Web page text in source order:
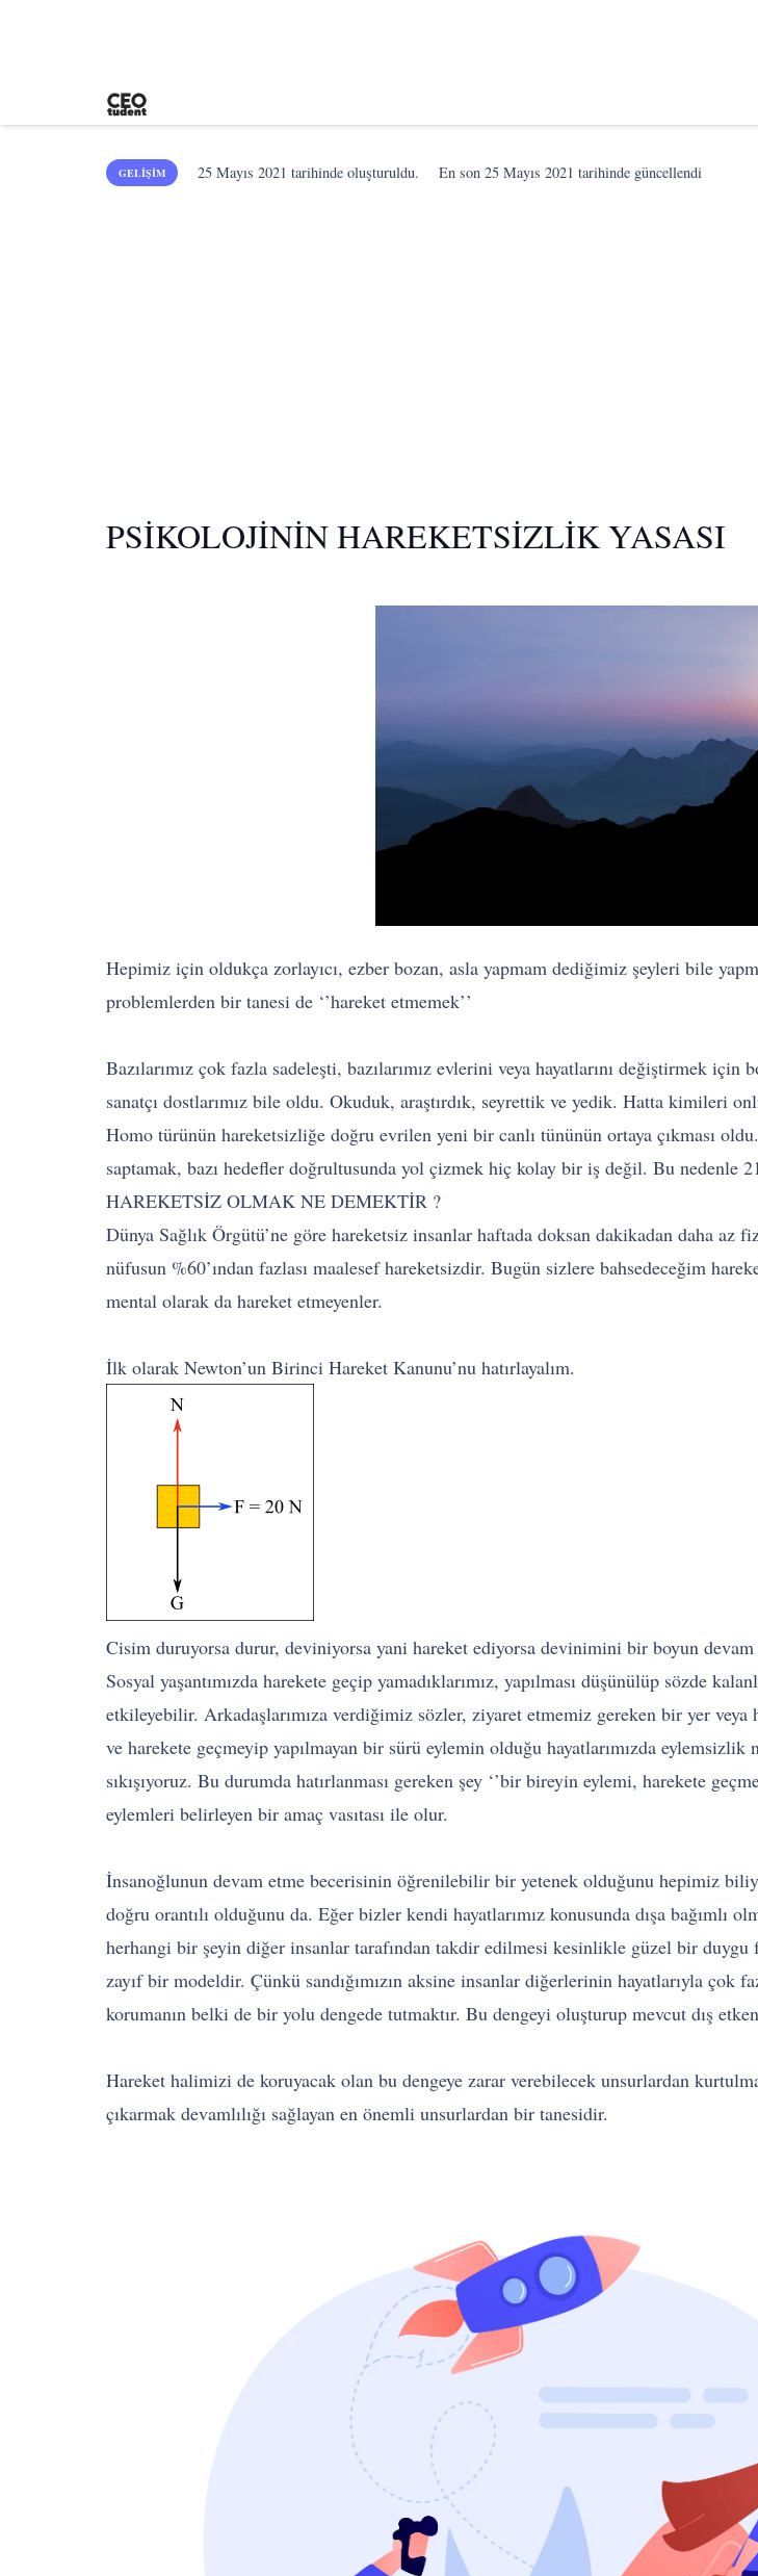
GELIŞIM 25 Mayıs 2021 tarihinde oluşturuldu. En son25 Mayıs 2021 tarihinde güncellendi
PSİKOLOJİNİN HAREKETSİZLİK YASASI
Hepimiz için oldukça zorlayıcı, ezber bozan, asla yapmam dediğimiz şeyleri bile
problemlerden bir tanesi de ‘’hareket etmemek’’
Bazılarımız çok fazla sadeleşti, bazılarımız evlerini veya hayatlarını değiştirmek
sanatçı dostlarımız bile oldu. Okuduk, araştırdık, seyrettik ve yedik. Hatta kimileri
Homo türünün hareketsizliğe doğru evrilen yeni bir canlı tününün ortaya çıkması
saptamak, bazı hedefler doğrultusunda yol çizmek hiç kolay bir iş değil. Bu nedenle
HAREKETSİZ OLMAK NE DEMEKTİR ?
Dünya Sağlık Örgütü’ne göre hareketsiz insanlar haftada doksan dakikadan daha az
nüfusun %60’ından fazlası maalesef hareketsizdir. Bugün sizlere bahsedeceğim
mental olarak da hareket etmeyenler.
İlk olarak Newton’un Birinci Hareket Kanunu’nu hatırlayalım.
Cisim duruyorsa durur, deviniyorsa yani hareket ediyorsa devinimini bir boyun
Sosyal yaşantımızda harekete geçip yamadıklarımız, yapılması düşünülüp sözde
etkileyebilir. Arkadaşlarımıza verdiğimiz sözler, ziyaret etmemiz gereken bir yer veya
ve harekete geçmeyip yapılmayan bir sürü eylemin olduğu hayatlarımızda
sıkışıyoruz. Bu durumda hatırlanması gereken şey ‘’bir bireyin eylemi, harekete
eylemleri belirleyen bir amaç vasıtası ile olur.
İnsanoğlunun devam etme becerisinin öğrenilebilir bir yetenek olduğunu hepimiz
doğru orantılı olduğunu da. Eğer bizler kendi hayatlarımız konusunda dışa bağımlı
herhangi bir şeyin diğer insanlar tarafından takdir edilmesi kesinlikle güzel bir duygu
zayıf bir modeldir. Çünkü sandığımızın aksine insanlar diğerlerinin hayatlarıyla
korumanın belki de bir yolu dengede tutmaktır. Bu dengeyi oluşturup mevcut dış
Hareket halimizi de koruyacak olan bu dengeye zarar verebilecek unsurlardan
çıkarmak devamlılığı sağlayan en önemli unsurlardan bir tanesidir.